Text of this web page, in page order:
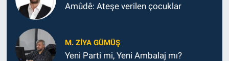
Amûdê: Ateşe verilen çocuklar
M. ZIYA GÜMÜŞ
Yeni Parti mi, Yeni Ambalaj mı?